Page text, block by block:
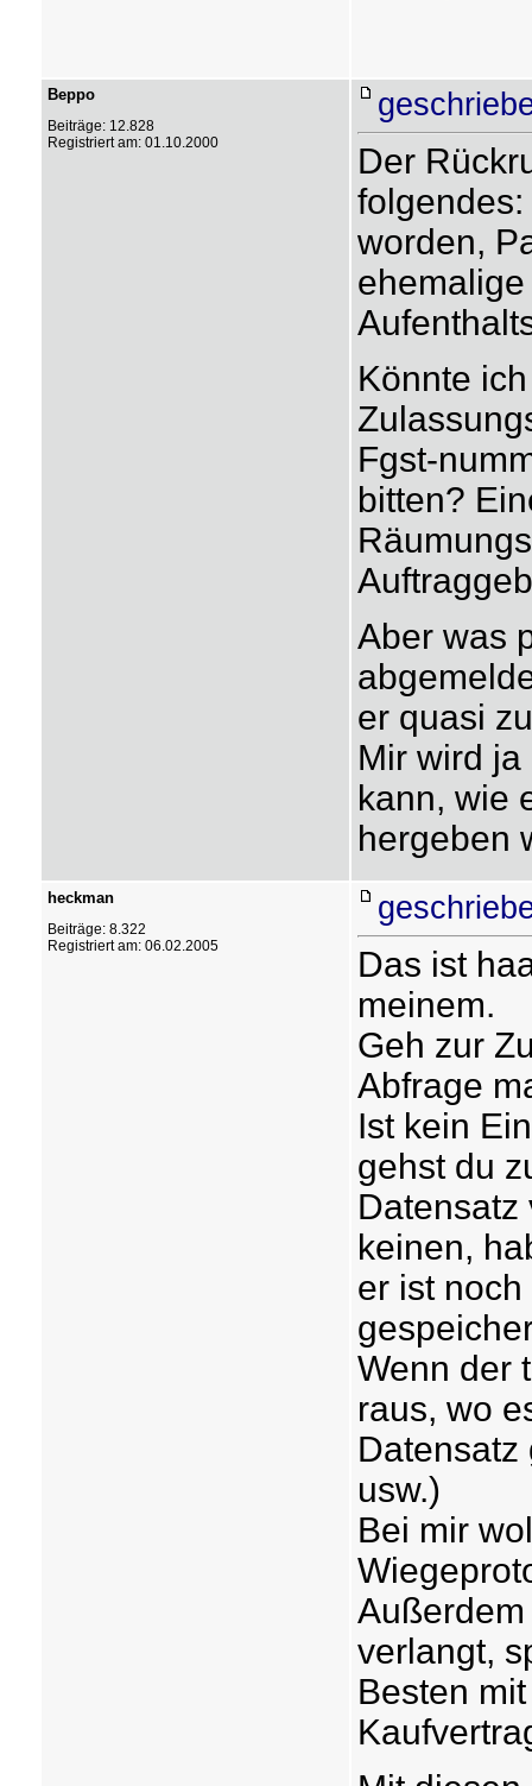
Beppo
Beiträge: 12.828
Registriert am: 01.10.2000
Der
worden,
Könnte
Fgst-
bitten?
Aber was
er quasi
Mir wird
kann, wie
hergeben
heckman
Beiträge: 8.322
Registriert am: 06.02.2005
Das ist
meinem.
Geh zur
Abfrage
Ist kein
gehst du
Datensatz
keinen,
er ist
Wenn der
raus, wo
Datensatz
usw.)
Bei mir
verlangt,
Besten